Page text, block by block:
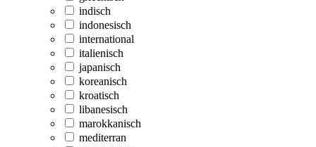
indisch
indonesisch
international
italienisch
japanisch
koreanisch
kroatisch
libanesisch
marokkanisch
mediterran